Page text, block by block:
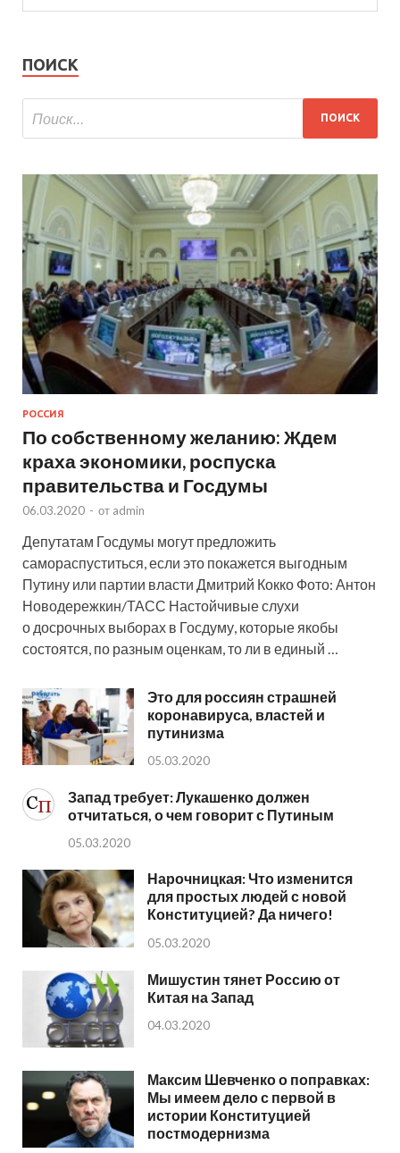
ПОИСК
РОССИЯ
По собственному желанию: Ждем
краха экономики, роспуска
правительства и Госдумы
06.03.2020 - от admin
Депутатам Госдумы могут предложить
самораспуститься, если это покажется выгодным
Путину или партии власти Дмитрий Кокко Фото: Антон
Новодережкин/ТАСС Настойчивые слухи
о досрочных выборах в Госдуму, которые якобы
состоятся, по разным оценкам, то ли в единый …
Это для россиян страшней
коронавируса, властей и
путинизма
05.03.2020
Запад требует: Лукашенко должен
отчитаться, о чем говорит с Путиным
05.03.2020
Нарочницкая: Что изменится
для простых людей с новой
Конституцией? Да ничего!
05.03.2020
Мишустин тянет Россию от
Китая на Запад
04.03.2020
Максим Шевченко о поправках:
Мы имеем дело с первой в
истории Конституцией
постмодернизма